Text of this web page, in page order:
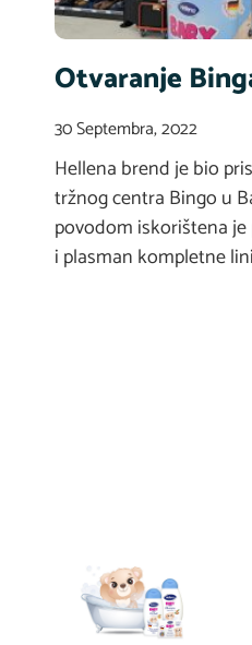
Otvaranje
30 Septembra, 2022
Hellena brend je bio
tržnog centra Bingo u
povodom iskorištena
i plasman kompletne